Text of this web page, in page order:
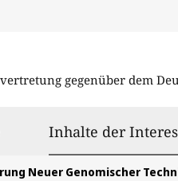
gegenüber dem
Inhalte der
Genomischer Techniken in der